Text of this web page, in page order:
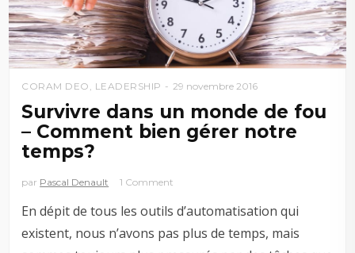
CORAM DEO LEADERSHIP 29 novembre 2016
Survivre dans un monde de fou
– Comment bien gérer notre
temps?
par Pascal Denault 1 Comment
En dépit de tous les outils d’automatisation qui
existent, nous n’avons pas plus de temps, mais